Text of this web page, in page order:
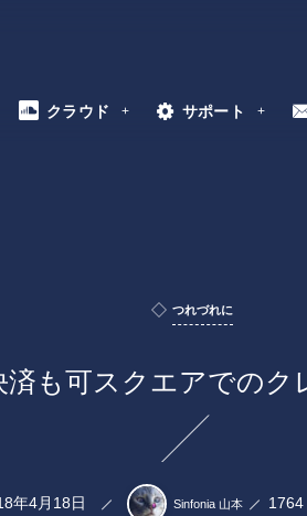
クラウド サポート
つれづれに
済も可スクエアでのク
年4月18日 Sinfonia 山本 1764